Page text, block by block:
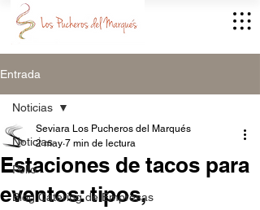
Entrada
Noticias
Pollo
Blog Catering de Empresas
Noticias
Estaciones de tacos para
eventos: tipos,
Seviara Los Pucheros del Marqués
2 may 7 min de lectura